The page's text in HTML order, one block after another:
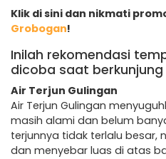
Klik di sini dan nikmati
Grobogan!
Inilah rekomendasi
dicoba saat
Air Terjun Gulingan
Air Terjun Gulingan
masih alami dan belum
terjunnya tidak terlalu besar,
dan menyebar luas di atas